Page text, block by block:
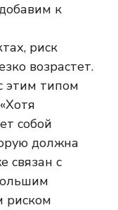
к
риск
возрастет.
этим типом
собой
должна
связан с
риском